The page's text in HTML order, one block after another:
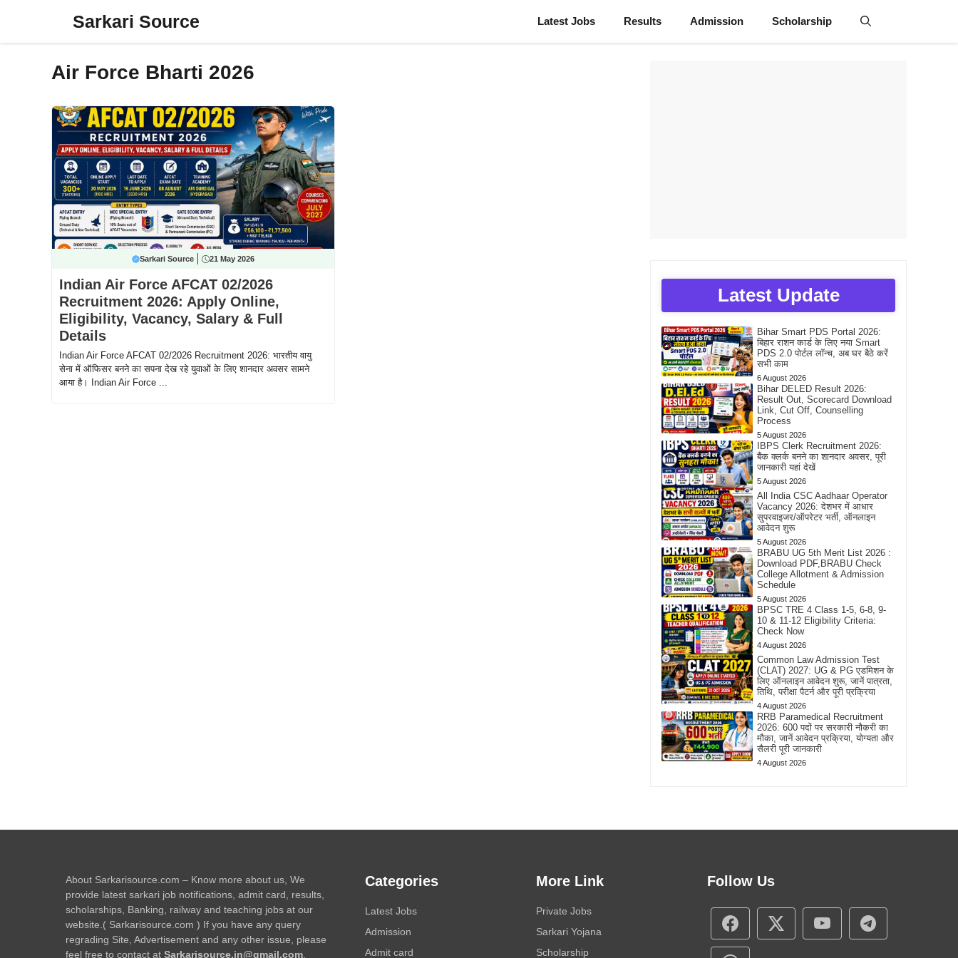
Sarkari Source Latest Jobs Results Admission Scholarship
Air Force Bharti 2026
Sarkari Source 21 May 2026
Indian Air Force AFCAT 02/2026
Recruitment 2026: Apply Online,
Eligibility, Vacancy, Salary & Full
Details
Indian Air Force AFCAT 02/2026 Recruitment 2026: भारतीय वायु
सेना में ऑफिसर बनने का सपना देख रहे युवाओं के लिए शानदार अवसर सामने
आया है। Indian Air Force ...
Latest Update
Bihar Smart PDS Portal 2026:
बिहार राशन कार्ड के लिए नया Smart
PDS 2.0 पोर्टल लॉन्च, अब घर बैठे करें
सभी काम
6 August 2026
Bihar DELED Result 2026:
Result Out, Scorecard Download
Link, Cut Off, Counselling
Process
5 August 2026
IBPS Clerk Recruitment 2026:
बैंक क्लर्क बनने का शानदार अवसर, पूरी
जानकारी यहां देखें
5 August 2026
All India CSC Aadhaar Operator
Vacancy 2026: देशभर में आधार
सुपरवाइजर/ऑपरेटर भर्ती, ऑनलाइन
आवेदन शुरू
5 August 2026
BRABU UG 5th Merit List 2026 :
Download PDF,BRABU Check
College Allotment & Admission
Schedule
5 August 2026
BPSC TRE 4 Class 1-5, 6-8, 9-
10 & 11-12 Eligibility Criteria:
Check Now
4 August 2026
Common Law Admission Test
(CLAT) 2027: UG & PG एडमिशन के
लिए ऑनलाइन आवेदन शुरू, जानें पात्रता,
तिथि, परीक्षा पैटर्न और पूरी प्रक्रिया
4 August 2026
RRB Paramedical Recruitment
2026: 600 पदों पर सरकारी नौकरी का
मौका, जानें आवेदन प्रक्रिया, योग्यता और
सैलरी पूरी जानकारी
4 August 2026
About Sarkarisource.com – Know more about us, We
provide latest sarkari job notifications, admit card, results,
scholarships, Banking, railway and teaching jobs at our
website.( Sarkarisource.com ) If you have any query
regrading Site, Advertisement and any other issue, please
feel free to contact at Sarkarisource.in@gmail.com
Categories
Latest Jobs
Admission
Admit card
More Link
Private Jobs
Sarkari Yojana
Scholarship
Follow Us